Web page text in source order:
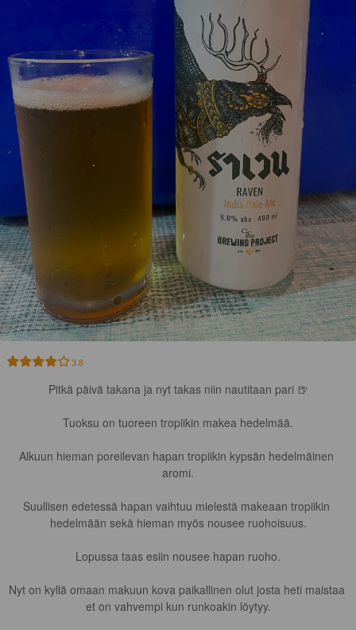
3.8
Pitkä päivä takana ja nyt takas niin nautitaan pari 🍺
Tuoksu on tuoreen tropiikin makea hedelmää.
Alkuun hieman poreilevan hapan tropiikin kypsän hedelmäinen
aromi.
Suullisen edetessä hapan vaihtuu mielestä makeaan tropiikin
hedelmään sekä hieman myös nousee ruohoisuus.
Lopussa taas esiin nousee hapan ruoho.
Nyt on kyllä omaan makuun kova paikallinen olut josta heti maistaa
et on vahvempi kun runkoakin löytyy.